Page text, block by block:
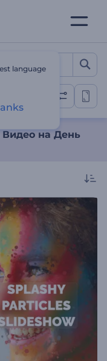
Слайд-
на День
language